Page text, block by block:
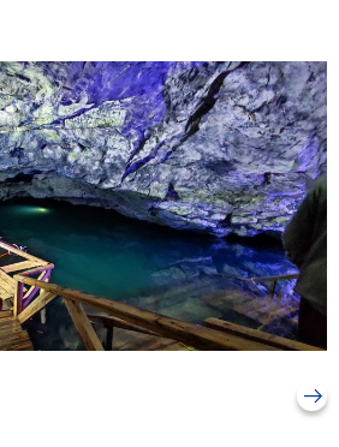
arrow_right_alt